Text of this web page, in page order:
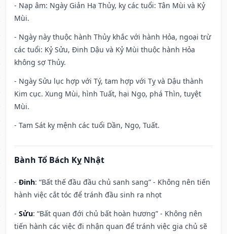
- Nạp âm: Ngày Giản Hạ Thủy, kỵ các tuổi: Tân Mùi và Kỷ
Mùi.
- Ngày này thuộc hành Thủy khắc với hành Hỏa, ngoại trừ
các tuổi: Kỷ Sửu, Đinh Dậu và Kỷ Mùi thuộc hành Hỏa
không sợ Thủy.
- Ngày Sửu lục hợp với Tý, tam hợp với Tỵ và Dậu thành
Kim cục. Xung Mùi, hình Tuất, hại Ngọ, phá Thìn, tuyệt
Mùi.
- Tam Sát kỵ mệnh các tuổi Dần, Ngọ, Tuất.
Bành Tổ Bách Kỵ Nhật
- Đinh: “Bất thế đầu đầu chủ sanh sang” - Không nên tiến
hành việc cắt tóc để tránh đầu sinh ra nhọt
- Sửu: “Bất quan đới chủ bất hoàn hương” - Không nên
tiến hành các việc đi nhận quan để tránh việc gia chủ sẽ